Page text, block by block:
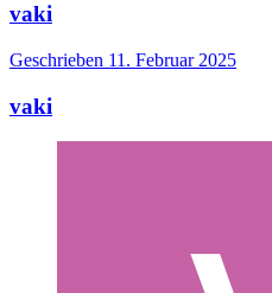
vaki
Geschrieben 11. Februar 2025
vaki